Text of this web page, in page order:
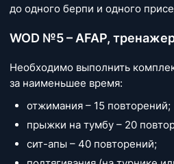
до одного берпи и одного
WOD №5 – AFAP,
Необходимо выполнить
за наименьшее время:
отжимания – 15 повторений;
прыжки на тумбу – 20
сит-апы – 40 повторений;